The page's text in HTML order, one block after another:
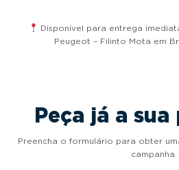
Disponível para entrega
Peugeot – Filinto Mota em
Peça já a
Preencha o formulário para obter
campanha.